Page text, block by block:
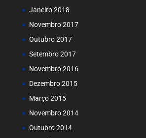
Janeiro 2018
Novembro 2017
Outubro 2017
Setembro 2017
Novembro 2016
Dezembro 2015
Março 2015
Novembro 2014
Outubro 2014